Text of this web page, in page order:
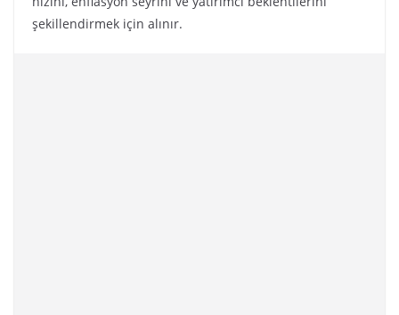
şekillendirmek için alınır.